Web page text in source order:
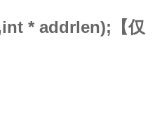
* addrlen);【仅